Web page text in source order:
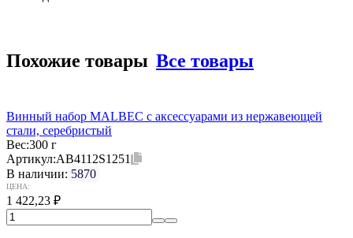
Похожие товары Все товары
Винный набор MALBEC с аксессуарами из нержавеющей
стали, серебристый
Вес:300 г
Артикул:AB4112S1251
В наличии: 5870
ЦЕНА:
1 422,23 ₽